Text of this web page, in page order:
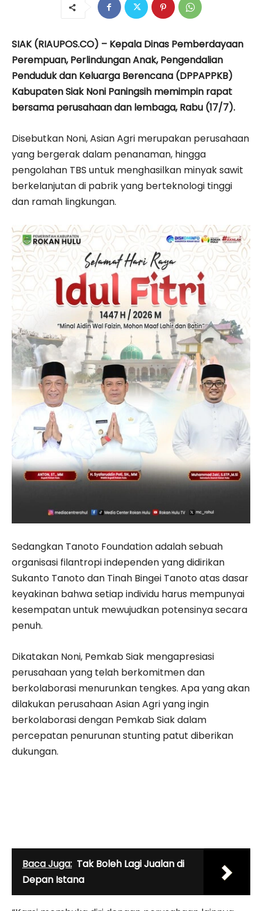
SIAK (RIAUPOS.CO) – Kepala Dinas Pemberdayaan
Perempuan, Perlindungan Anak, Pengendalian
Penduduk dan Keluarga Berencana (DPPAPPKB)
Kabupaten Siak Noni Paningsih memimpin rapat
bersama perusahaan dan lembaga, Rabu (17/7).
Disebutkan Noni, Asian Agri merupakan perusahaan
yang bergerak dalam penanaman, hingga
pengolahan TBS untuk menghasilkan minyak sawit
berkelanjutan di pabrik yang berteknologi tinggi
dan ramah lingkungan.
Sedangkan Tanoto Foundation adalah sebuah
organisasi filantropi independen yang didirikan
Sukanto Tanoto dan Tinah Bingei Tanoto atas dasar
keyakinan bahwa setiap individu harus mempunyai
kesempatan untuk mewujudkan potensinya secara
penuh.
Dikatakan Noni, Pemkab Siak mengapresiasi
perusahaan yang telah berkomitmen dan
berkolaborasi menurunkan tengkes. Apa yang akan
dilakukan perusahaan Asian Agri yang ingin
berkolaborasi dengan Pemkab Siak dalam
percepatan penurunan stunting patut diberikan
dukungan.
Baca Juga: Tak Boleh Lagi Jualan di
Depan Istana